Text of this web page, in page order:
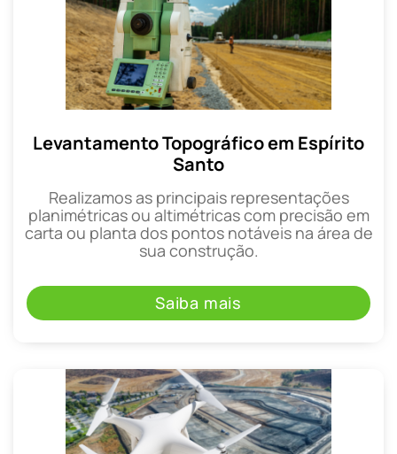
Levantamento Topográfico em Espírito
Santo
Realizamos as principais representações
planimétricas ou altimétricas com precisão em
carta ou planta dos pontos notáveis na área de
sua construção.
Saiba mais